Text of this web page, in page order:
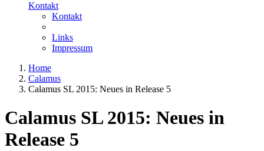
Kontakt
Kontakt
Links
Impressum
Home
Calamus
Calamus SL 2015: Neues in Release 5
Calamus SL 2015: Neues in
Release 5